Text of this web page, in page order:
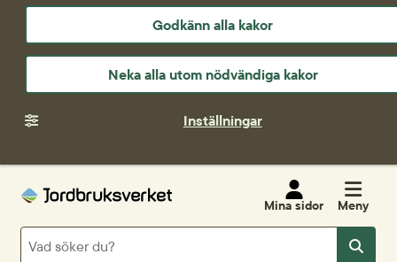
Godkänn alla kakor
Neka alla utom nödvändiga kakor
Inställningar
Mina sidor Meny
Sök
Sök